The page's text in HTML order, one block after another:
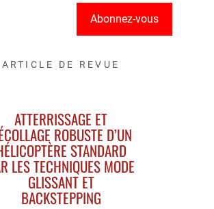
Abonnez-vous
ARTICLE DE REVUE
ATTERRISSAGE ET
ROBUSTE D’UN
STANDARD
LES TECHNIQUES MODE
GLISSANT ET
BACKSTEPPING